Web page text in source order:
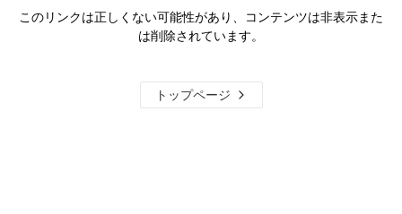
このリンクは正しくない可能性があり、コンテンツは非表示また
は削除されています。
トップページ